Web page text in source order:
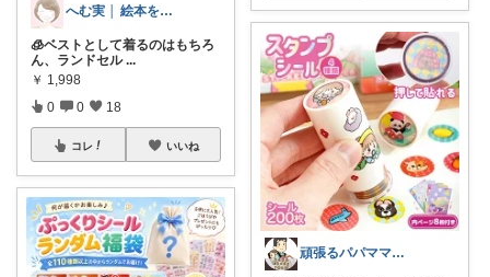
へむ実 │ 絵本を楽しむズボラママ📚
🧊ベストとして着るのはもちろ
ん、ランドセル ...
￥ 1,998
0 0 18
コレ いいね
頑張るパパママ応援隊@育児・子供用品紹介